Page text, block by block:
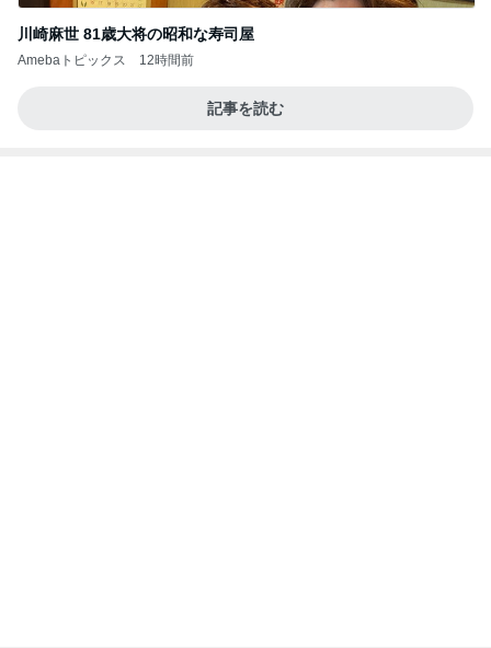
川崎麻世 81歳大将の昭和な寿司屋
Amebaトピックス 12時間前
記事を読む